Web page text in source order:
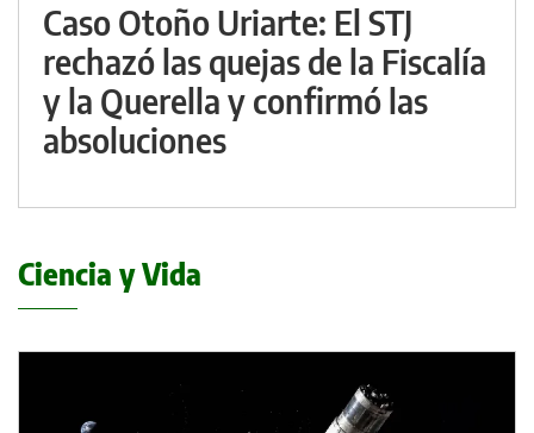
Caso Otoño Uriarte: El STJ
rechazó las quejas de la Fiscalía
y la Querella y confirmó las
absoluciones
Ciencia y Vida